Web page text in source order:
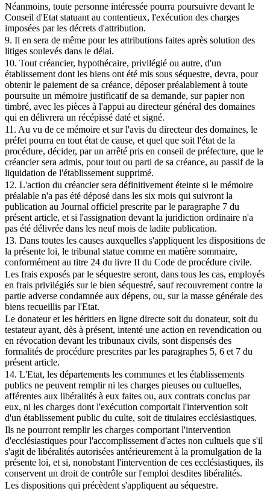
Néanmoins, toute personne intéressée pourra poursuivre devant le
Conseil d'Etat statuant au contentieux, l'exécution des charges
imposées par les décrets d'attribution.
9. Il en sera de même pour les attributions faites après solution des
litiges soulevés dans le délai.
10. Tout créancier, hypothécaire, privilégié ou autre, d'un
établissement dont les biens ont été mis sous séquestre, devra, pour
obtenir le paiement de sa créance, déposer préalablement à toute
poursuite un mémoire justificatif de sa demande, sur papier non
timbré, avec les pièces à l'appui au directeur général des domaines
qui en délivrera un récépissé daté et signé.
11. Au vu de ce mémoire et sur l'avis du directeur des domaines, le
préfet pourra en tout état de cause, et quel que soit l'état de la
procédure, décider, par un arrêté pris en conseil de préfecture, que le
créancier sera admis, pour tout ou parti de sa créance, au passif de la
liquidation de l'établissement supprimé.
12. L'action du créancier sera définitivement éteinte si le mémoire
préalable n'a pas été déposé dans les six mois qui suivront la
publication au Journal officiel prescrite par le paragraphe 7 du
présent article, et si l'assignation devant la juridiction ordinaire n'a
pas été délivrée dans les neuf mois de ladite publication.
13. Dans toutes les causes auxquelles s'appliquent les dispositions de
la présente loi, le tribunal statue comme en matière sommaire,
conformément au titre 24 du livre II du Code de procédure civile.
Les frais exposés par le séquestre seront, dans tous les cas, employés
en frais privilégiés sur le bien séquestré, sauf recouvrement contre la
partie adverse condamnée aux dépens, ou, sur la masse générale des
biens recueillis par l'Etat.
Le donateur et les héritiers en ligne directe soit du donateur, soit du
testateur ayant, dès à présent, intenté une action en revendication ou
en révocation devant les tribunaux civils, sont dispensés des
formalités de procédure prescrites par les paragraphes 5, 6 et 7 du
présent article.
14. L'Etat, les départements les communes et les établissements
publics ne peuvent remplir ni les charges pieuses ou cultuelles,
afférentes aux libéralités à eux faites ou, aux contrats conclus par
eux, ni les charges dont l'exécution comportait l'intervention soit
d'un établissement public du culte, soit de titulaires ecclésiastiques.
Ils ne pourront remplir les charges comportant l'intervention
d'ecclésiastiques pour l'accomplissement d'actes non cultuels que s'il
s'agit de libéralités autorisées antérieurement à la promulgation de la
présente loi, et si, nonobstant l'intervention de ces ecclésiastiques, ils
conservent un droit de contrôle sur l'emploi desdites libéralités.
Les dispositions qui précèdent s'appliquent au séquestre.